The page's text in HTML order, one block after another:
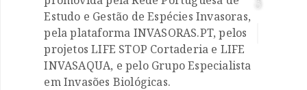
Estudo e Gestão de Espécies Invasoras,
pela plataforma INVASORAS.PT, pelos
projetos LIFE STOP Cortaderia e LIFE
INVASAQUA, e pelo Grupo Especialista
em Invasões Biológicas.